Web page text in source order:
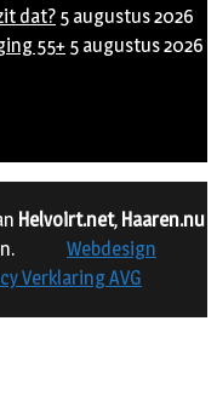
dat? 5 augustus 2026
55+ 5 augustus 2026
Helvoirt.net, Haaren.nu
Webdesign
Verklaring AVG